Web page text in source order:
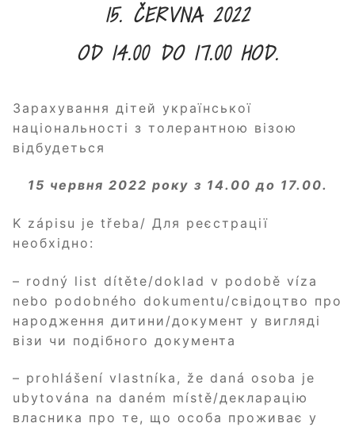
15. ČERVNA 2022
OD 14.00 DO 17.00 HOD.
Зарахування дітей української
національності з толерантною візою
відбудеться
15 червня 2022 року з 14.00 до 17.00.
K zápisu je třeba/ Для реєстрації
необхідно:
– rodný list dítěte/doklad v podobě víza
nebo podobného dokumentu/свідоцтво про
народження дитини/документ у вигляді
візи чи подібного документа
– prohlášení vlastníka, že daná osoba je
ubytována na daném místě/декларацію
власника про те, що особа проживає у